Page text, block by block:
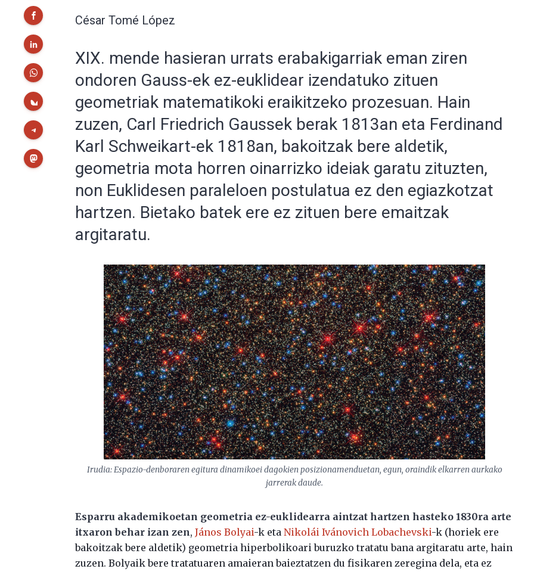
César Tomé López
XIX. mende hasieran urrats erabakigarriak eman ziren
ondoren Gauss-ek ez-euklidear izendatuko zituen
geometriak matematikoki eraikitzeko prozesuan. Hain
zuzen, Carl Friedrich Gaussek berak 1813an eta Ferdinand
Karl Schweikart-ek 1818an, bakoitzak bere aldetik,
geometria mota horren oinarrizko ideiak garatu zituzten,
non Euklidesen paraleloen postulatua ez den egiazkotzat
hartzen. Bietako batek ere ez zituen bere emaitzak
argitaratu.
Irudia: Espazio-denboraren egitura dinamikoei dagokien posizionamenduetan, egun, oraindik elkarren aurkako
jarrerak daude.
Esparru akademikoetan geometria ez-euklidearra aintzat hartzen hasteko 1830ra arte
itxaron behar izan zen,János Bolyai-k etaNikolái Ivánovich Lobachevski-k (horiek ere
bakoitzak bere aldetik) geometria hiperbolikoari buruzko tratatu bana argitaratu arte, hain
zuzen. Bolyaik bere tratatuaren amaieran baieztatzen du fisikaren zeregina dela, eta ez